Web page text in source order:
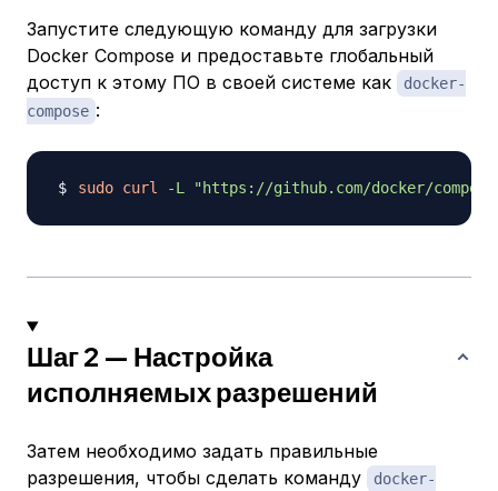
Запустите следующую команду для загрузки
Docker Compose и предоставьте глобальный
доступ к этому ПО в своей системе как
docker-
compose :
sudo curl -L "https://github.com/docker/
Шаг 2 — Настройка
исполняемых разрешений
Затем необходимо задать правильные
разрешения, чтобы сделать команду
docker-